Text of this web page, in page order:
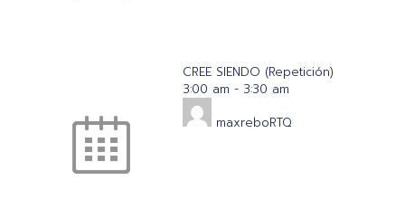
CREE SIENDO (Repetición)
3:00 am - 3:30 am
maxreboRTQ